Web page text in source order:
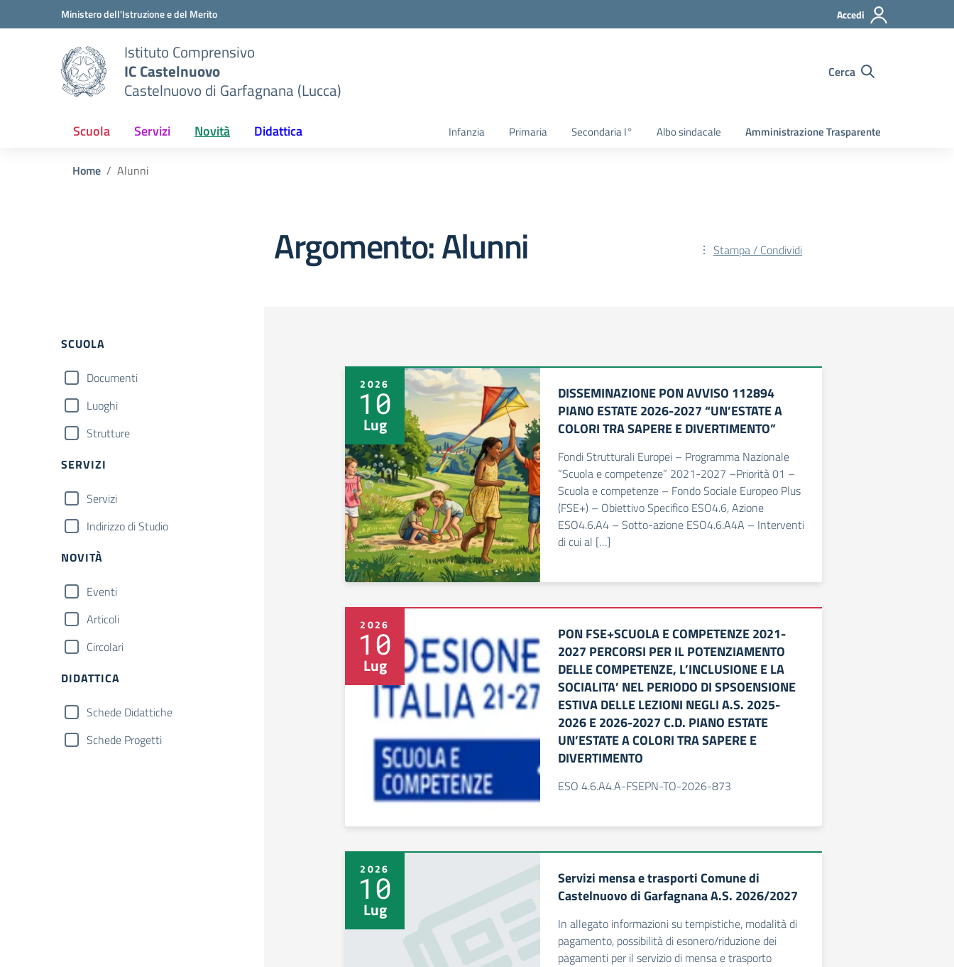
Vai ai contenuti
Vai al menu di navigazioneMinistero dell'Istruzione e del Merito Accedi
Istituto Comprensivo
IC Castelnuovo
Castelnuovo di Garfagnana (Lucca)
Cerca
Scuola Servizi Novità Didattica Infanzia Primaria Secondaria I° Albo sindacale Amministrazione Trasparente
Home Alunni
Argomento: Alunni Stampa / Condividi
SCUOLA
Documenti
Luoghi
Strutture
SERVIZI
Servizi
Indirizzo di Studio
NOVITÀ
Eventi
Articoli
Circolari
DIDATTICA
Schede Didattiche
Schede Progetti
2026
10
Lug
DISSEMINAZIONE PON AVVISO 112894
PIANO ESTATE 2026-2027 “UN’ESTATE A
COLORI TRA SAPERE E DIVERTIMENTO”
Fondi Strutturali Europei – Programma Nazionale
“Scuola e competenze” 2021-2027 –Priorità 01 –
Scuola e competenze – Fondo Sociale Europeo Plus
(FSE+) – Obiettivo Specifico ESO4.6, Azione
ESO4.6.A4 – Sotto-azione ESO4.6.A4A – Interventi
di cui al […]
2026
10
Lug
PON FSE+SCUOLA E COMPETENZE 2021-
2027 PERCORSI PER IL POTENZIAMENTO
DELLE COMPETENZE, L’INCLUSIONE E LA
SOCIALITA’ NEL PERIODO DI SPSOENSIONE
ESTIVA DELLE LEZIONI NEGLI A.S. 2025-
2026 E 2026-2027 C.D. PIANO ESTATE
UN’ESTATE A COLORI TRA SAPERE E
DIVERTIMENTO
ESO 4.6.A4.A-FSEPN-TO-2026-873
2026
10
Lug
Servizi mensa e trasporti Comune di
Castelnuovo di Garfagnana A.S. 2026/2027
In allegato informazioni su tempistiche, modalità di
pagamento, possibilità di esonero/riduzione dei
pagamenti per il servizio di mensa e trasporto